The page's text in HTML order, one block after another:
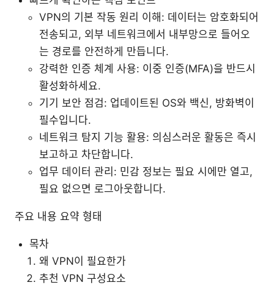
VPN의 기본 작동 원리 이해: 데이터는 암호화되어
전송되고, 외부 네트워크에서 내부망으로 들어오
는 경로를 안전하게 만듭니다.
강력한 인증 체계 사용: 이중 인증(MFA)을 반드시
활성화하세요.
기기 보안 점검: 업데이트된 OS와 백신, 방화벽이
필수입니다.
네트워크 탐지 기능 활용: 의심스러운 활동은 즉시
보고하고 차단합니다.
업무 데이터 관리: 민감 정보는 필요 시에만 열고,
필요 없으면 로그아웃합니다.
주요 내용 요약 형태
목차
왜 VPN이 필요한가
추천 VPN 구성요소